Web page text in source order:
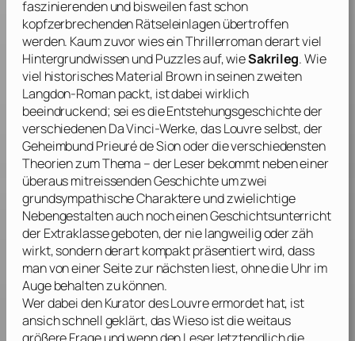
faszinierenden und bisweilen fast schon
kopfzerbrechenden Rätseleinlagen übertroffen
werden. Kaum zuvor wies ein Thrillerroman derart viel
Hintergrundwissen und Puzzles auf, wieSakrileg. Wie
viel historisches Material Brownin seinen zweiten
Langdon-Roman packt, ist dabei wirklich
beeindruckend; sei es die Entstehungsgeschichte der
verschiedenenDa Vinci-Werke, das Louvre selbst, der
Geheimbund Prieuré de Sion oder die verschiedensten
Theorien zum Thema – der Leser bekommt neben einer
überaus mitreissenden Geschichte um zwei
grundsympathische Charaktere und zwielichtige
Nebengestalten auch noch einen Geschichtsunterricht
der Extraklasse geboten, der nie langweilig oder zäh
wirkt, sondern derart kompakt präsentiert wird, dass
man von einer Seite zur nächsten liest, ohne die Uhr im
Auge behalten zu können.
Wer dabei den Kurator des Louvre ermordet hat, ist
ansich schnell geklärt, das Wieso ist die weitaus